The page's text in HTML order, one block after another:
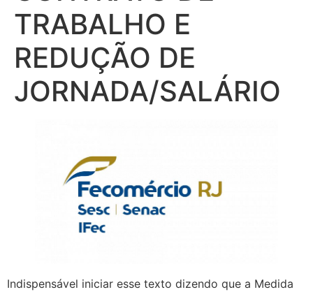
TRABALHO E
REDUÇÃO DE
JORNADA/SALÁRIO
Indispensável iniciar esse texto dizendo que a Medida